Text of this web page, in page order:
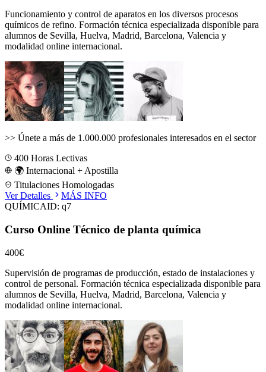
Funcionamiento y control de aparatos en los diversos procesos
químicos de refino. Formación técnica especializada disponible para
alumnos de Sevilla, Huelva, Madrid, Barcelona, Valencia y
modalidad online internacional.
>> Únete a más de 1.000.000 profesionales interesados en el sector
400 Horas Lectivas
🌍 Internacional + Apostilla
Titulaciones Homologadas
Ver Detalles
MÁS INFO
QUÍMICAID: q7
Curso Online Técnico de planta química
400€
Supervisión de programas de producción, estado de instalaciones y
control de personal. Formación técnica especializada disponible para
alumnos de Sevilla, Huelva, Madrid, Barcelona, Valencia y
modalidad online internacional.